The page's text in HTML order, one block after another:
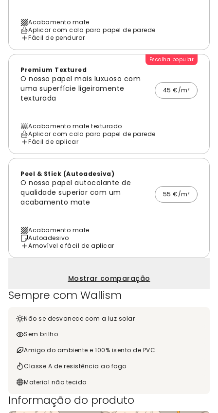
Acabamento mate
Aplicar com cola para papel de parede
Fácil de pendurar
Escolha popular
Premium Textured
O nosso papel mais luxuoso com
uma superfície ligeiramente
texturada
45 €/m²
Acabamento mate texturado
Aplicar com cola para papel de parede
Fácil de aplicar
Peel & Stick (Autoadesiva)
O nosso papel autocolante de
qualidade superior com um
acabamento mate
55 €/m²
Acabamento mate
Autoadesivo
Amovível e fácil de aplicar
Mostrar comparação
Sempre com Wallism
Não se desvanece com a luz solar
Sem brilho
Amigo do ambiente e 100% isento de PVC
Classe A de resistência ao fogo
Material não tecido
Informação do produto